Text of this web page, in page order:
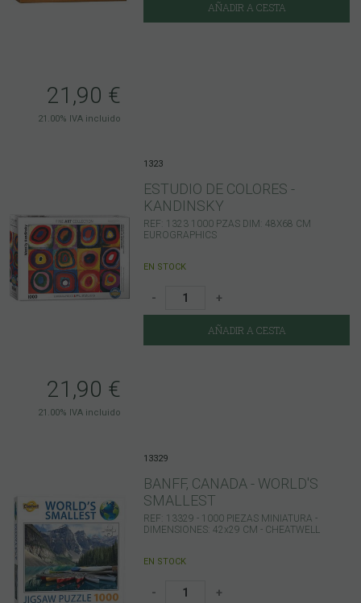
21,90 €
21.00% IVA incluido
AÑADIR A CESTA
21,90 €
21.00% IVA incluido
1323
ESTUDIO DE COLORES -
KANDINSKY
REF: 1323 1000 PZAS DIM: 48X68 CM
EUROGRAPHICS
EN STOCK
- +
AÑADIR A CESTA
13329
BANFF, CANADA - WORLD'S
SMALLEST
REF: 13329 - 1000 PIEZAS MINIATURA -
DIMENSIONES: 42x29 CM - CHEATWELL
EN STOCK
- +